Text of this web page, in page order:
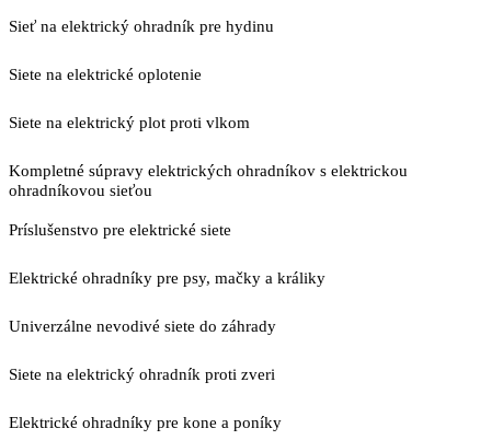
Sieť na elektrický ohradník pre hydinu
Siete na elektrické oplotenie
Siete na elektrický plot proti vlkom
Kompletné súpravy elektrických ohradníkov s elektrickou
ohradníkovou sieťou
Príslušenstvo pre elektrické siete
Elektrické ohradníky pre psy, mačky a králiky
Univerzálne nevodivé siete do záhrady
Siete na elektrický ohradník proti zveri
Elektrické ohradníky pre kone a poníky